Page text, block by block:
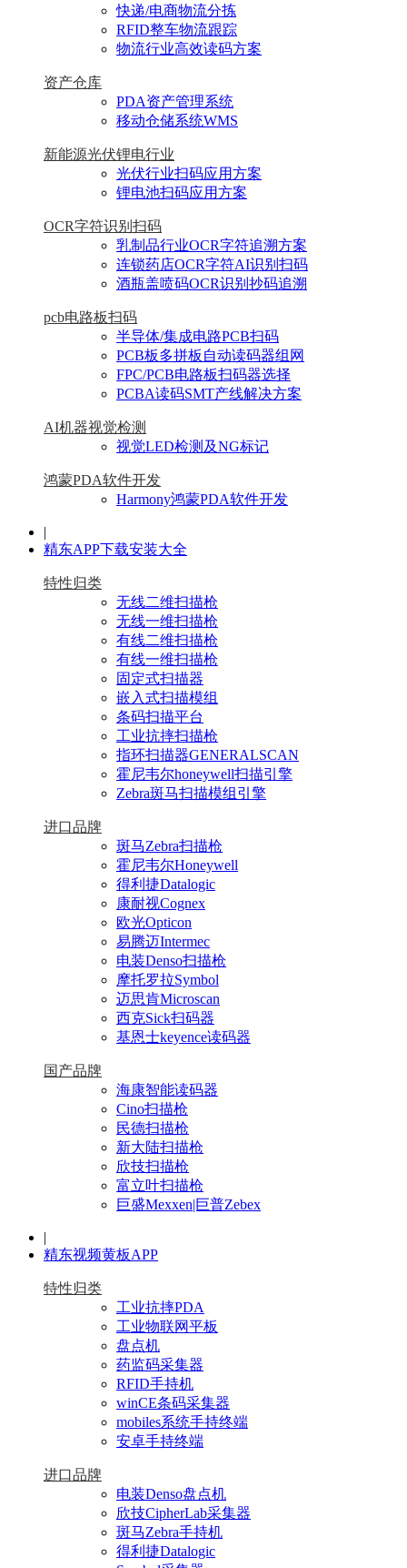
快递/电商物流分拣
RFID整车物流跟踪
物流行业高效读码方案
资产仓库
PDA资产管理系统
移动仓储系统WMS
新能源光伏锂电行业
光伏行业扫码应用方案
锂电池扫码应用方案
OCR字符识别扫码
乳制品行业OCR字符追溯方案
连锁药店OCR字符AI识别扫码
酒瓶盖喷码OCR识别抄码追溯
pcb电路板扫码
半导体/集成电路PCB扫码
PCB板多拼板自动读码器组网
FPC/PCB电路板扫码器选择
PCBA读码SMT产线解决方案
AI机器视觉检测
视觉LED检测及NG标记
鸿蒙PDA软件开发
Harmony鸿蒙PDA软件开发
|
精东APP下载安装大全
特性归类
无线二维扫描枪
无线一维扫描枪
有线二维扫描枪
有线一维扫描枪
固定式扫描器
嵌入式扫描模组
条码扫描平台
工业抗摔扫描枪
指环扫描器GENERALSCAN
霍尼韦尔honeywell扫描引擎
Zebra斑马扫描模组引擎
进口品牌
斑马Zebra扫描枪
霍尼韦尔Honeywell
得利捷Datalogic
康耐视Cognex
欧光Opticon
易腾迈Intermec
电装Denso扫描枪
摩托罗拉Symbol
迈思肯Microscan
西克Sick扫码器
基恩士keyence读码器
国产品牌
海康智能读码器
Cino扫描枪
民德扫描枪
新大陆扫描枪
欣技扫描枪
富立叶扫描枪
巨盛Mexxen|巨普Zebex
|
精东视频黄板APP
特性归类
工业抗摔PDA
工业物联网平板
盘点机
药监码采集器
RFID手持机
winCE条码采集器
mobiles系统手持终端
安卓手持终端
进口品牌
电装Denso盘点机
欣技CipherLab采集器
斑马Zebra手持机
得利捷Datalogic